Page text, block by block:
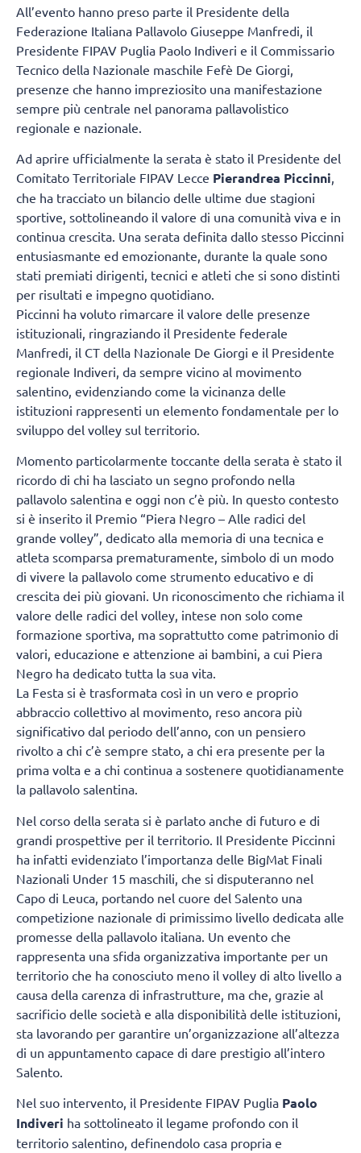
All’evento hanno preso parte il Presidente della
Federazione Italiana Pallavolo Giuseppe Manfredi, il
Presidente FIPAV Puglia Paolo Indiveri e il Commissario
Tecnico della Nazionale maschile Fefè De Giorgi,
presenze che hanno impreziosito una manifestazione
sempre più centrale nel panorama pallavolistico
regionale e nazionale.
Ad aprire ufficialmente la serata è stato il Presidente del
Comitato Territoriale FIPAV Lecce Pierandrea Piccinni
che ha tracciato un bilancio delle ultime due stagioni
sportive, sottolineando il valore di una comunità viva e in
continua crescita. Una serata definita dallo stesso Piccinni
entusiasmante ed emozionante, durante la quale sono
stati premiati dirigenti, tecnici e atleti che si sono distinti
per risultati e impegno quotidiano.
Piccinni ha voluto rimarcare il valore delle presenze
istituzionali, ringraziando il Presidente federale
Manfredi, il CT della Nazionale De Giorgi e il Presidente
regionale Indiveri, da sempre vicino al movimento
salentino, evidenziando come la vicinanza delle
istituzioni rappresenti un elemento fondamentale per lo
sviluppo del volley sul territorio.
Momento particolarmente toccante della serata è stato il
ricordo di chi ha lasciato un segno profondo nella
pallavolo salentina e oggi non c’è più. In questo contesto
si è inserito il Premio “Piera Negro – Alle radici del
grande volley”, dedicato alla memoria di una tecnica e
atleta scomparsa prematuramente, simbolo di un modo
di vivere la pallavolo come strumento educativo e di
crescita dei più giovani. Un riconoscimento che richiama il
valore delle radici del volley, intese non solo come
formazione sportiva, ma soprattutto come patrimonio di
valori, educazione e attenzione ai bambini, a cui Piera
Negro ha dedicato tutta la sua vita.
La Festa si è trasformata così in un vero e proprio
abbraccio collettivo al movimento, reso ancora più
significativo dal periodo dell’anno, con un pensiero
rivolto a chi c’è sempre stato, a chi era presente per la
prima volta e a chi continua a sostenere quotidianamente
la pallavolo salentina.
Nel corso della serata si è parlato anche di futuro e di
grandi prospettive per il territorio. Il Presidente Piccinni
ha infatti evidenziato l’importanza delle BigMat Finali
Nazionali Under 15 maschili, che si disputeranno nel
Capo di Leuca, portando nel cuore del Salento una
competizione nazionale di primissimo livello dedicata alle
promesse della pallavolo italiana. Un evento che
rappresenta una sfida organizzativa importante per un
territorio che ha conosciuto meno il volley di alto livello a
causa della carenza di infrastrutture, ma che, grazie al
sacrificio delle società e alla disponibilità delle istituzioni,
sta lavorando per garantire un’organizzazione all’altezza
di un appuntamento capace di dare prestigio all’intero
Salento.
Nel suo intervento, il Presidente FIPAV Puglia Paolo
Indiveri ha sottolineato il legame profondo con il
territorio salentino, definendolo casa propria e